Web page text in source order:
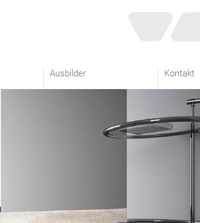
Ausbilder Kontakt